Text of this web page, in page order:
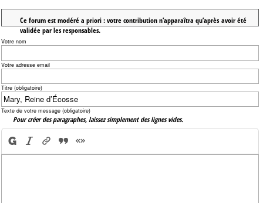
Ce forum est modéré a priori : votre contribution n’apparaîtra qu’après avoir été
validée par les responsables.
Votre nom
Votre adresse email
Titre (obligatoire)
Texte de votre message (obligatoire)
Pour créer des paragraphes, laissez simplement des lignes vides.